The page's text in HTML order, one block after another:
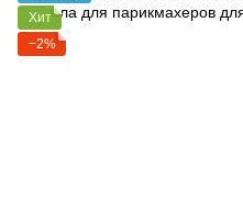
Хит
−2%